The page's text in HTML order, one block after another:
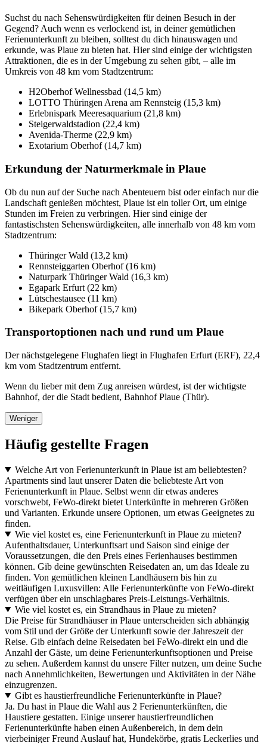
Suchst du nach Sehenswürdigkeiten für deinen Besuch in der
Gegend? Auch wenn es verlockend ist, in deiner gemütlichen
Ferienunterkunft zu bleiben, solltest du dich hinauswagen und
erkunde, was Plaue zu bieten hat. Hier sind einige der wichtigsten
Attraktionen, die es in der Umgebung zu sehen gibt, – alle im
Umkreis von 48 km vom Stadtzentrum:
H2Oberhof Wellnessbad (14,5 km)
LOTTO Thüringen Arena am Rennsteig (15,3 km)
Erlebnispark Meeresaquarium (21,8 km)
Steigerwaldstadion (22,4 km)
Avenida-Therme (22,9 km)
Exotarium Oberhof (14,7 km)
Erkundung der Naturmerkmale in Plaue
Ob du nun auf der Suche nach Abenteuern bist oder einfach nur die
Landschaft genießen möchtest, Plaue ist ein toller Ort, um einige
Stunden im Freien zu verbringen. Hier sind einige der
fantastischsten Sehenswürdigkeiten, alle innerhalb von 48 km vom
Stadtzentrum:
Thüringer Wald (13,2 km)
Rennsteiggarten Oberhof (16 km)
Naturpark Thüringer Wald (16,3 km)
Egapark Erfurt (22 km)
Lütschestausee (11 km)
Bikepark Oberhof (15,7 km)
Transportoptionen nach und rund um Plaue
Der nächstgelegene Flughafen liegt in Flughafen Erfurt (ERF), 22,4
km vom Stadtzentrum entfernt.
Wenn du lieber mit dem Zug anreisen würdest, ist der wichtigste
Bahnhof, der die Stadt bedient, Bahnhof Plaue (Thür).
Weniger
Häufig gestellte Fragen
Welche Art von Ferienunterkunft in Plaue ist am beliebtesten?
Apartments sind laut unserer Daten die beliebteste Art von
Ferienunterkunft in Plaue. Selbst wenn dir etwas anderes
vorschwebt, FeWo-direkt bietet Unterkünfte in mehreren Größen
und Varianten. Erkunde unsere Optionen, um etwas Geeignetes zu
finden.
Wie viel kostet es, eine Ferienunterkunft in Plaue zu mieten?
Aufenthaltsdauer, Unterkunftsart und Saison sind einige der
Voraussetzungen, die den Preis eines Ferienhauses bestimmen
können. Gib deine gewünschten Reisedaten an, um das Ideale zu
finden. Von gemütlichen kleinen Landhäusern bis hin zu
weitläufigen Luxusvillen: Alle Ferienunterkünfte von FeWo-direkt
verfügen über ein unschlagbares Preis-Leistungs-Verhältnis.
Wie viel kostet es, ein Strandhaus in Plaue zu mieten?
Die Preise für Strandhäuser in Plaue unterscheiden sich abhängig
vom Stil und der Größe der Unterkunft sowie der Jahreszeit der
Reise. Gib einfach deine Reisedaten bei FeWo-direkt ein und die
Anzahl der Gäste, um deine Ferienunterkunftsoptionen und Preise
zu sehen. Außerdem kannst du unsere Filter nutzen, um deine Suche
nach Annehmlichkeiten, Bewertungen und Aktivitäten in der Nähe
einzugrenzen.
Gibt es haustierfreundliche Ferienunterkünfte in Plaue?
Ja. Du hast in Plaue die Wahl aus 2 Ferienunterkünften, die
Haustiere gestatten. Einige unserer haustierfreundlichen
Ferienunterkünfte haben einen Außenbereich, in dem dein
vierbeiniger Freund Auslauf hat, Hundekörbe, gratis Leckerlies und